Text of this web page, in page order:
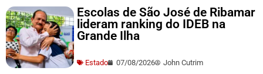
Escolas de São José de Ribamar
lideram ranking do IDEB na
Grande Ilha
Estado 07/08/2026 John Cutrim